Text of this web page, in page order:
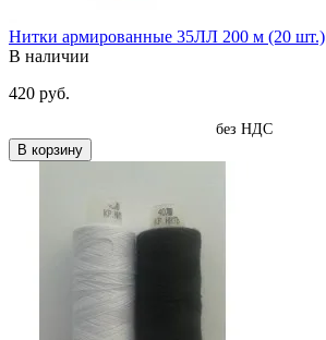
Нитки армированные 35ЛЛ 200 м (20 шт.)
В наличии
420 руб.
без НДС
В корзину